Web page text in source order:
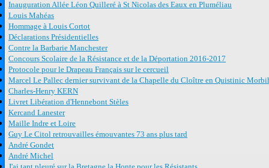
Inauguration Allée Léon Quilleré à St Nicolas des Eaux en Pluméliau
Louis Mahéas
Hommage à Louis Cortot
Déclarations Présidentielles
Contre la Barbarie Manchester
Concours Scolaire de la Résistance et de la Déportation 2016-2017
Protocole pour le Drapeau Français sur le cercueil
Marcel Le Pallec dernier survivant de la Chapelle du Cloître en Quistinic
Charles-Henry KERN
Livret Libération d'Hennebont Stèles
Kercand Lanester
Maille Indre et Loire
Guy Le Citol retrouvailles émouvantes 73 ans plus tard
André Gondet
André Michel